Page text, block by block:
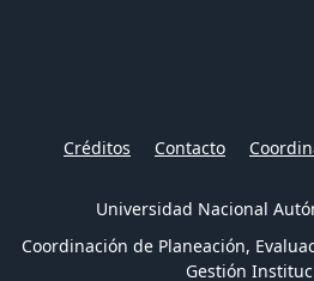
Créditos Contacto
Universidad Nacional
Coordinación de Planeación,
Gestión